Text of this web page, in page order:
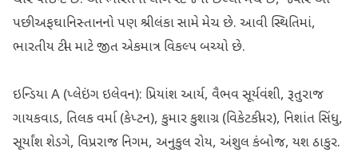
પછી અફઘાનિસ્તાનનો પણ શ્રીલંકા સામે મેચ છે. આવી સ્થિતિમાં,
ભારતીય ટીમ માટે જીત એકમાત્ર વિકલ્પ બચ્યો છે.
ઇન્ડિયા A (પ્લેઇંગ ઇલેવન): પ્રિયાંશ આર્ય, વૈભવ સૂર્યવંશી, રૂતુરાજ
ગાયકવાડ, તિલક વર્મા (કેપ્ટન), કુમાર કુશાગ્ર (વિકેટકીપર), નિશાંત સિંધુ,
સૂર્યાંશ શેડગે, વિપ્રરાજ નિગમ, અનુકુલ રોય, અંશુલ કંબોજ, યશ ઠાકુર.